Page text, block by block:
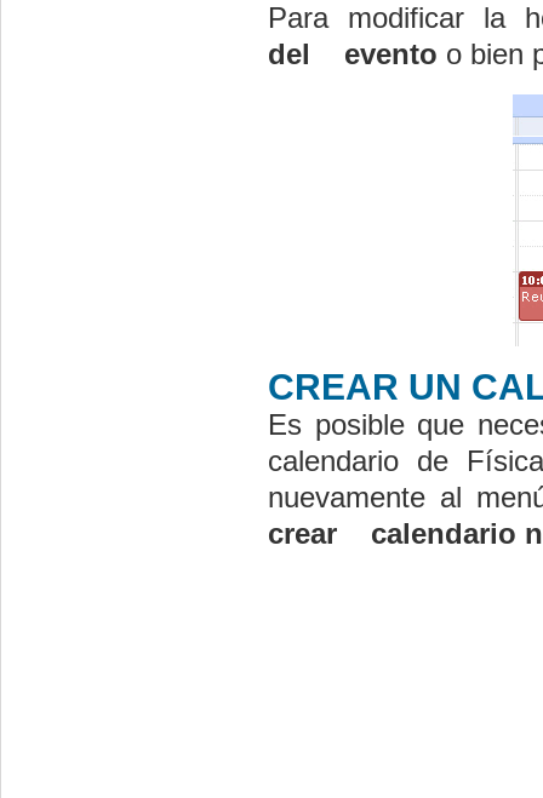
Para modificar
del evento o bien
CREAR UN
Es posible que
calendario de
nuevamente al
crear calendario